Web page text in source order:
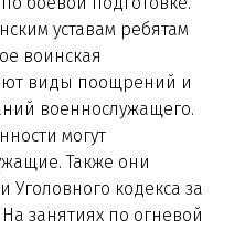
уставам ребятам
воинская
виды поощрений и
военнослужащего.
могут
Также они
Уголовного кодекса за
занятиях по огневой